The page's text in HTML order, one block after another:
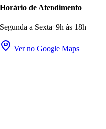
Horário de Atendimento
Segunda a Sexta: 9h às 18h
Ver no Google Maps